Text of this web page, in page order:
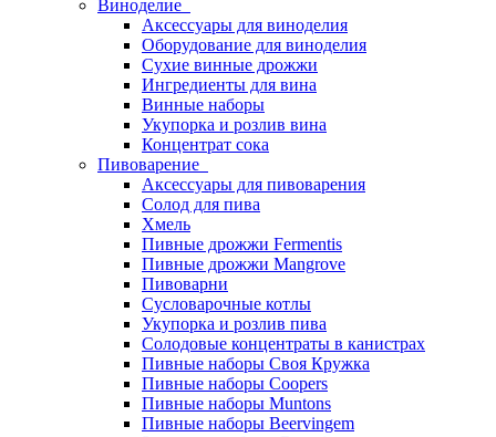
Виноделие
Аксессуары для виноделия
Оборудование для виноделия
Сухие винные дрожжи
Ингредиенты для вина
Винные наборы
Укупорка и розлив вина
Концентрат сока
Пивоварение
Аксессуары для пивоварения
Солод для пива
Хмель
Пивные дрожжи Fermentis
Пивные дрожжи Mangrove
Пивоварни
Сусловарочные котлы
Укупорка и розлив пива
Солодовые концентраты в канистрах
Пивные наборы Своя Кружка
Пивные наборы Coopers
Пивные наборы Muntons
Пивные наборы Beervingem